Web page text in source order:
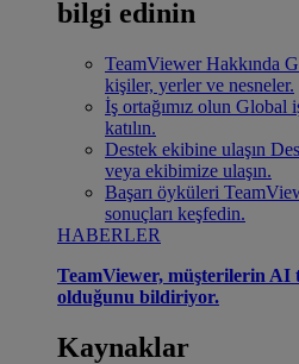
bilgi edinin
TeamViewer Hakkında
kişiler, yerler ve nesneler.
İş ortağımız olun Global
katılın.
Destek ekibine ulaşın
veya ekibimize ulaşın.
Başarı öyküleri
sonuçları keşfedin.
HABERLER
TeamViewer, müşterilerin AI
olduğunu bildiriyor.
Kaynaklar